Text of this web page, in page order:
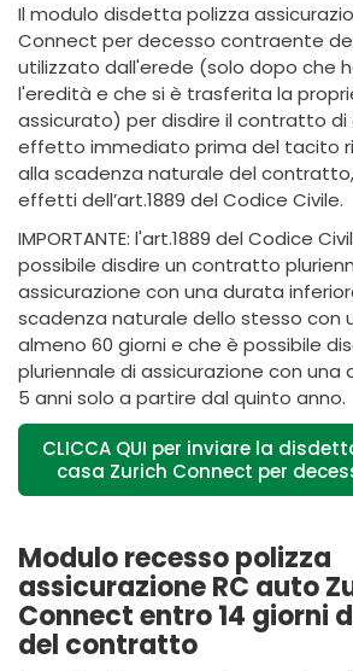
Il modulo disdetta polizza
Connect per decesso contraente
utilizzato dall'erede (solo dopo che
l'eredità e che si è trasferita la
assicurato) per disdire il contratto di
effetto immediato prima del tacito
alla scadenza naturale del
effetti dell’art.1889 del Codice Civile.
IMPORTANTE: l'art.1889 del Codice
possibile disdire un contratto
assicurazione con una durata
scadenza naturale dello stesso con
almeno 60 giorni e che è possibile
pluriennale di assicurazione con una
5 anni solo a partire dal quinto anno.
CLICCA QUI per inviare la
casa Zurich Connect per
Modulo recesso polizza
assicurazione RC auto
Connect entro 14 giorni
del contratto